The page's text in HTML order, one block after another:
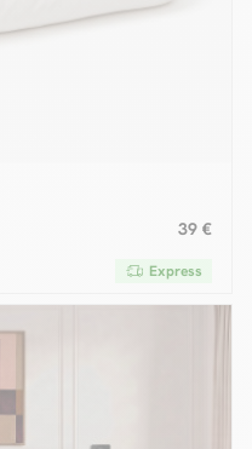
39 €
Express